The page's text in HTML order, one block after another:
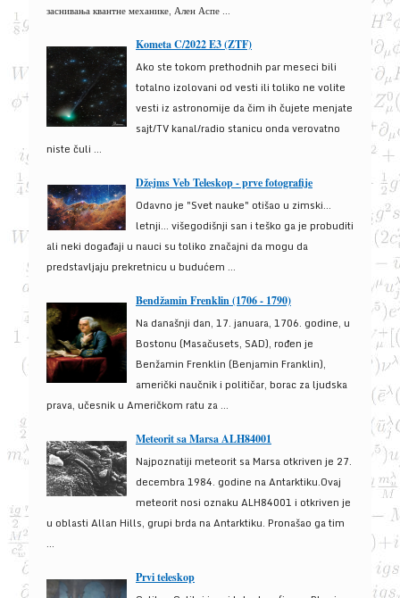
заснивања квантне механике, Ален Аспе ...
Kometa C/2022 E3 (ZTF)
Ako ste tokom prethodnih par meseci bili
totalno izolovani od vesti ili toliko ne volite
vesti iz astronomije da čim ih čujete menjate
sajt/TV kanal/radio stanicu onda verovatno
niste čuli ...
Džejms Veb Teleskop - prve fotografije
Odavno je "Svet nauke" otišao u zimski...
letnji... višegodišnji san i teško ga je probuditi
ali neki događaji u nauci su toliko značajni da mogu da
predstavljaju prekretnicu u budućem ...
Bendžamin Frenklin (1706 - 1790)
Na današnji dan, 17. januara, 1706. godine, u
Bostonu (Masačusets, SAD), rođen je
Benžamin Frenklin (Benjamin Franklin),
američki naučnik i političar, borac za ljudska
prava, učesnik u Američkom ratu za ...
Meteorit sa Marsa ALH84001
Najpoznatiji meteorit sa Marsa otkriven je 27.
decembra 1984. godine na Antarktiku.Ovaj
meteorit nosi oznaku ALH84001 i otkriven je
u oblasti Allan Hills, grupi brda na Antarktiku. Pronašao ga tim
...
Prvi teleskop